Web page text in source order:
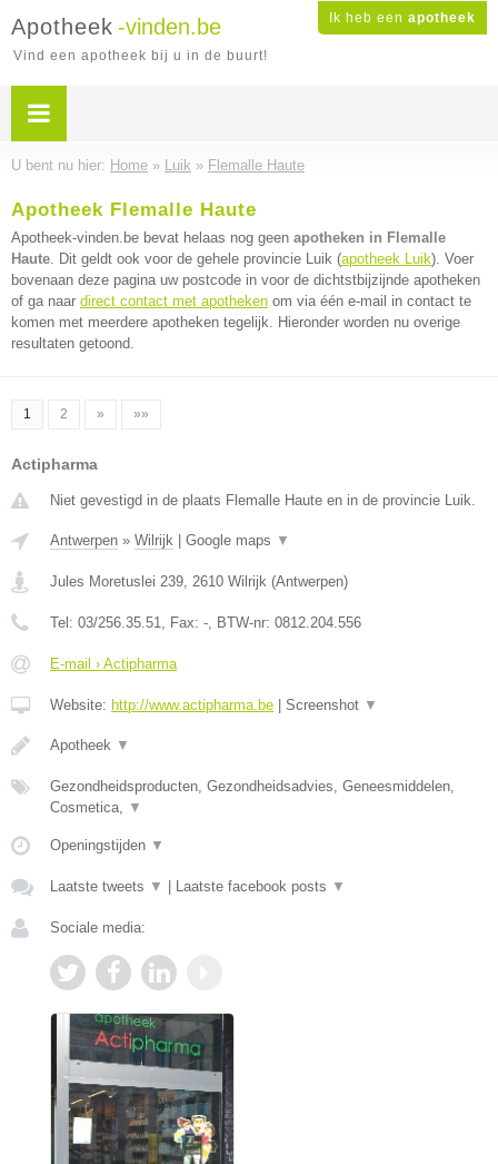
Ik heb een apotheek
Apotheek -vinden.be
Vind een apotheek bij u in de buurt!
U bent nu hier: Home » Luik » Flemalle Haute
Apotheek Flemalle Haute
Apotheek-vinden.be bevat helaas nog geen apotheken in Flemalle
Haute. Dit geldt ook voor de gehele provincie Luik (apotheek Luik). Voer
bovenaan deze pagina uw postcode in voor de dichtstbijzijnde apotheken
of ga naar direct contact met apotheken om via één e-mail in contact te
komen met meerdere apotheken tegelijk. Hieronder worden nu overige
resultaten getoond.
1 2 » »»
Actipharma
Niet gevestigd in de plaats Flemalle Haute en in de provincie Luik.
Antwerpen » Wilrijk Google maps ▼
Jules Moretuslei 239, 2610 Wilrijk (Antwerpen)
Tel: 03/256.35.51, Fax: -, BTW-nr: 0812.204.556
E-mail › Actipharma
Website: http://www.actipharma.be Screenshot ▼
Apotheek ▼
Gezondheidsproducten, Gezondheidsadvies, Geneesmiddelen,
Cosmetica, ▼
Openingstijden ▼
Laatste tweets ▼ Laatste facebook posts ▼
Sociale media: